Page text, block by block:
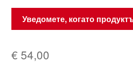
Уведомете, когато
€ 54,00